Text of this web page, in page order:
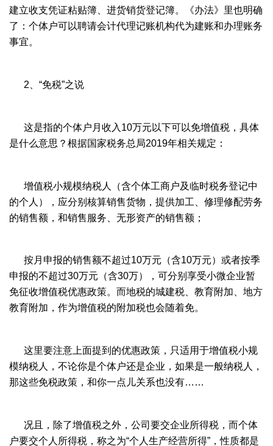
建立收支凭证粘贴簿、进货销货登记簿。《办法》里也明确
了：个体户可以聘请会计代理记账机构代为建账和办理账务
事宜。
2、“免税”之说
这是指的个体户月收入10万元以下可以免增值税，具体
是什么意思？根据国家税务总局2019年相关规定：
增值税小规模纳税人（含个体工商户及临时税务登记中
的个人），应分别核算销售货物，提供加工、修理修配劳务
的销售额，和销售服务、无形资产的销售额；
按月申报的销售额不超过10万元（含10万元）或者按季
申报的不超过30万元（含30万），可分别享受小微企业暂
免征收增值税优惠政策。而地税的城建税、教育附加、地方
教育附加，作为增值税的附加税也会随着免。
这里要注意上面提到的优惠政策，只适用于增值税小规
模纳税人，不论你是个体户还是企业，如果是一般纳税人，
那这些免税政策，和你一点儿关系也没有……
况且，除了增值税之外，公司要交企业所得税，而个体
户要交个人所得税，称之为“个人生产经营所得”，性质都是